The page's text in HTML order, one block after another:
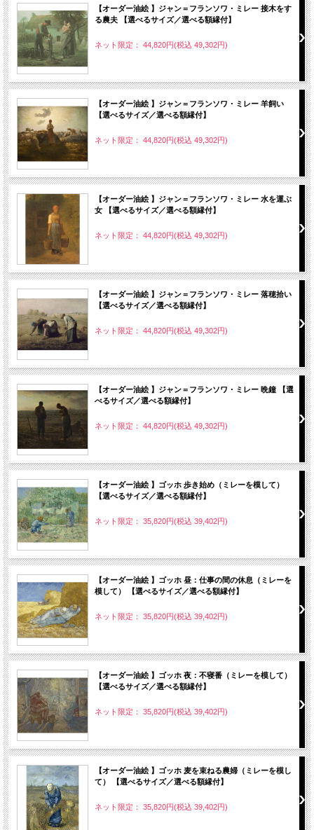
【オーダー油絵 】ジャン＝フランソワ・ミレー 接木をす
る農夫 【選べるサイズ／選べる額縁付】
ネット限定： 44,820円(税込 49,302円)
【オーダー油絵 】ジャン＝フランソワ・ミレー 羊飼い
【選べるサイズ／選べる額縁付】
ネット限定： 44,820円(税込 49,302円)
【オーダー油絵 】ジャン＝フランソワ・ミレー 水を運ぶ
女 【選べるサイズ／選べる額縁付】
ネット限定： 44,820円(税込 49,302円)
【オーダー油絵 】ジャン＝フランソワ・ミレー 落穂拾い
【選べるサイズ／選べる額縁付】
ネット限定： 44,820円(税込 49,302円)
【オーダー油絵 】ジャン＝フランソワ・ミレー 晩鐘 【選
べるサイズ／選べる額縁付】
ネット限定： 44,820円(税込 49,302円)
【オーダー油絵 】ゴッホ 歩き始め（ミレーを模して）
【選べるサイズ／選べる額縁付】
ネット限定： 35,820円(税込 39,402円)
【オーダー油絵 】ゴッホ 昼：仕事の間の休息（ミレーを
模して） 【選べるサイズ／選べる額縁付】
ネット限定： 35,820円(税込 39,402円)
【オーダー油絵 】ゴッホ 夜：不寝番（ミレーを模して）
【選べるサイズ／選べる額縁付】
ネット限定： 35,820円(税込 39,402円)
【オーダー油絵 】ゴッホ 麦を束ねる農婦（ミレーを模し
て） 【選べるサイズ／選べる額縁付】
ネット限定： 35,820円(税込 39,402円)